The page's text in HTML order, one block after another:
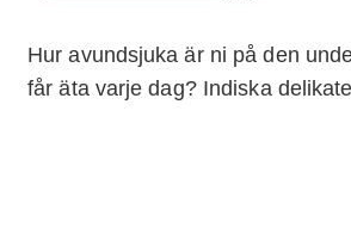
Hur avundsjuka är ni på den
får äta varje dag? Indiska